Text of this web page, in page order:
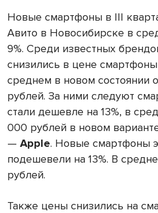
Новые смартфоны в III
Авито в Новосибирске в
9%. Среди известных
снизились в цене смартфоны
среднем в новом состоянии
рублей. За ними следуют
стали дешевле на 13%, в
000 рублей в новом
— Apple. Новые смартфоны
подешевели на 13%. В
рублей.
Также цены снизились на